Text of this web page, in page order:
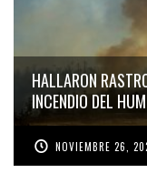
HALLARON
INCENDIO DEL
NOVIEMBRE 26,